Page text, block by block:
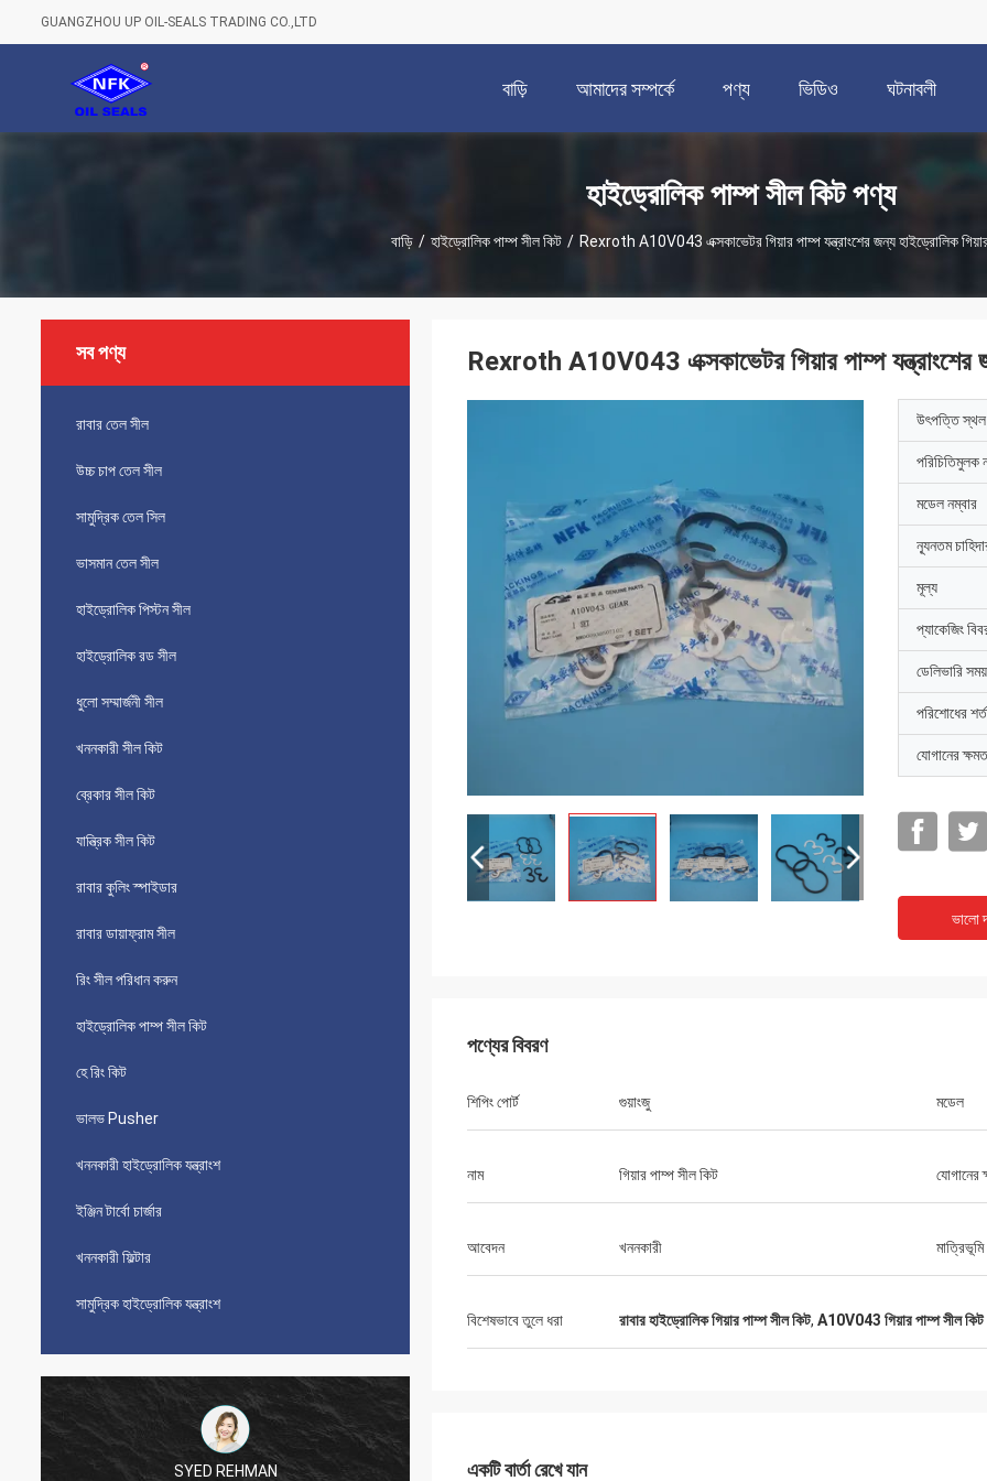
GUANGZHOU UP OIL-SEALS TRADING CO.,LTD
বাড়ি আমাদের সম্পর্কে পণ্য ভিডিও ঘটনাবলী
হাইড্রোলিক পাম্প সীল কিট পণ্য
বাড়ি / হাইড্রোলিক পাম্প সীল কিট / Rexroth A10V043 এক্সকাভেটর গিয়ার পাম্প যন্ত্রাংশের জন্য হাইড্রোলিক গিয়ার
সব পণ্য
রাবার তেল সীল
উচ্চ চাপ তেল সীল
সামুদ্রিক তেল সিল
ভাসমান তেল সীল
হাইড্রোলিক পিস্টন সীল
হাইড্রোলিক রড সীল
ধুলো সম্মার্জনী সীল
খননকারী সীল কিট
ব্রেকার সীল কিট
যান্ত্রিক সীল কিট
রাবার কুলিং স্পাইডার
রাবার ডায়াফ্রাম সীল
রিং সীল পরিধান করুন
হাইড্রোলিক পাম্প সীল কিট
হে রিং কিট
ভালভ Pusher
খননকারী হাইড্রোলিক যন্ত্রাংশ
ইঞ্জিন টার্বো চার্জার
খননকারী ফিল্টার
সামুদ্রিক হাইড্রোলিক যন্ত্রাংশ
SYED REHMAN
Rexroth A10V043 এক্সকাভেটর গিয়ার পাম্প যন্ত্রাংশের
উৎপত্তি স্থল
পরিচিতিমুলক
মডেল নম্বার
ন্যূনতম
মূল্য
প্যাকেজিং
ডেলিভারি সময়
পরিশোধের শর্ত
যোগানের
ভালো
পণ্যের বিবরণ
শিপিং পোর্ট গুয়াংজু মডেল
নাম গিয়ার পাম্প সীল কিট যোগানের
আবেদন খননকারী মাত্রিভূমি
বিশেষভাবে তুলে ধরা রাবার হাইড্রোলিক গিয়ার পাম্প সীল কিট, A10V043 গিয়ার পাম্প সীল কিট
একটি বার্তা রেখে যান